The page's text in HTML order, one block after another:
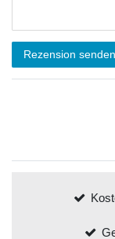
Rezension senden